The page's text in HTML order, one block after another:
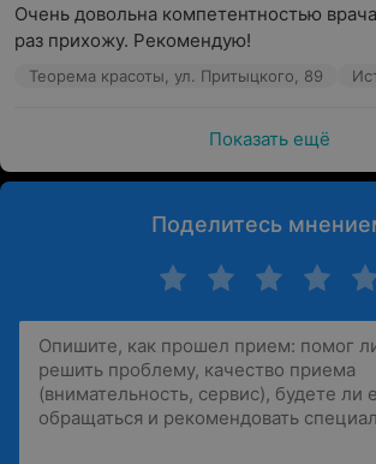
Очень довольна компетентностью
раз прихожу. Рекомендую!
Теорема красоты, ул. Притыцкого, 89
Показать ещё
Поделитесь